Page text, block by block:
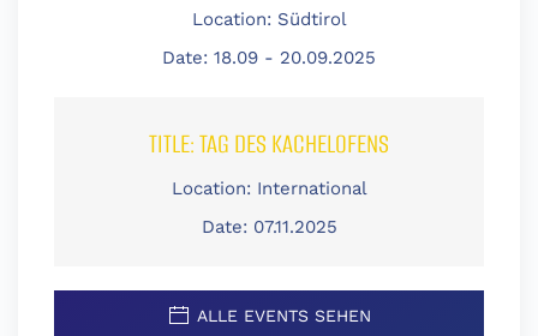
Location: Südtirol
Date: 18.09 - 20.09.2025
TITLE:TAG DES KACHELOFENS
Location: International
Date: 07.11.2025
ALLE EVENTS SEHEN